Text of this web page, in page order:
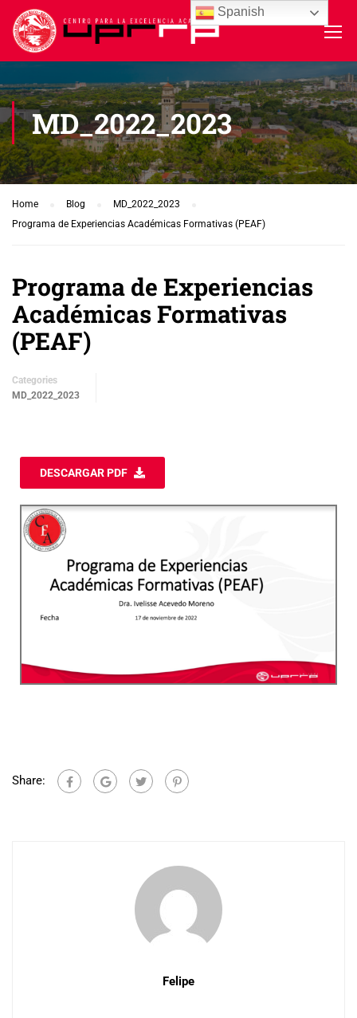
MD_2022_2023
Home Blog
MD_2022_2023
Programa de Experiencias Académicas Formativas (PEAF)
Programa de Experiencias
Académicas Formativas
(PEAF)
Categories
MD_2022_2023
DESCARGAR PDF
Share:
Felipe
Spanish